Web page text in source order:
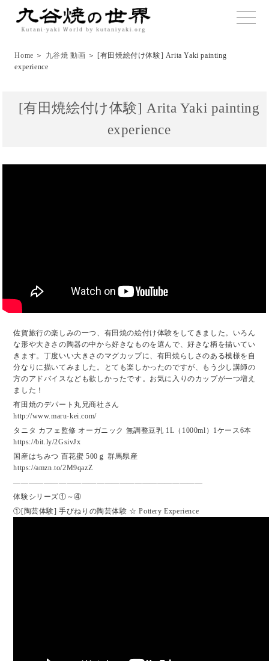
toggle
Home ＞ 九谷焼 動画 ＞ [有田焼絵付け体験] Arita Yaki painting
experience
[有田焼絵付け体験] Arita Yaki painting
experience
佐賀旅行の楽しみの一つ、有田焼の絵付け体験をしてきました。いろん
な形や大きさの陶器の中から好きなものを選んで、好きな柄を描いてい
きます。丁度いい大きさのマグカップに、有田焼らしさのある模様を自
分なりに描いてみました。とても楽しかったのですが、もう少し講師の
方のアドバイスなども欲しかったです。お気に入りのカップが一つ増え
ました！
有田焼のデパート丸兄商社さん
http://www.maru-kei.com/
タニタ カフェ監修 オーガニック 無調整豆乳 1L（1000ml）1ケース6本
https://bit.ly/2GsivJx
国産はちみつ 百花蜜 500ｇ 群馬県産
https://amzn.to/2M9qazZ
—————————————————————————
体験シリーズ①～④
①[陶芸体験] 手びねりの陶芸体験 ☆ Pottery Experience